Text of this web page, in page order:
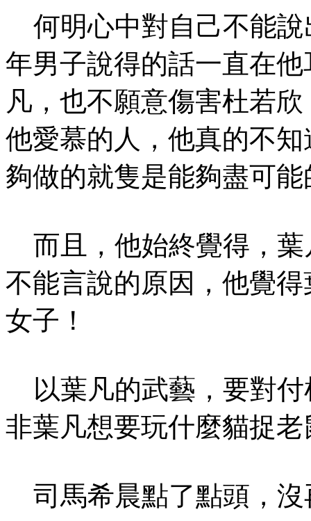
何明心中對自己不能說
年男子說得的話一直在
凡，也不願意傷害杜若
他愛慕的人，他真的不
夠做的就隻是能夠盡可
而且，他始終覺得，葉
不能言說的原因，他覺
女子！
以葉凡的武藝，要對付
非葉凡想要玩什麼貓捉
司馬希晨點了點頭，沒